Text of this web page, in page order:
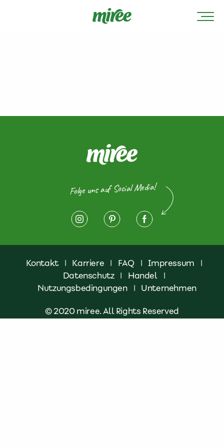
Folge uns auf Social Media!
Kontakt | Karriere | FAQ | Impressum
|
Datenschutz | Handel
|
Nutzungsbedingungen
| Unternehmen
© 2020 miree. All Rights Reserved